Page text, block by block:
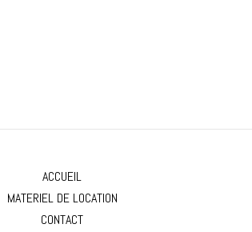
ACCUEIL
MATERIEL DE LOCATION
CONTACT